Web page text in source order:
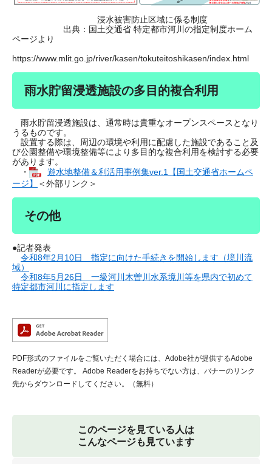
浸水被害防止区域に係る制度
出典：国土交通省 特定都市河川の指定制度ホーム
ページより
https://www.mlit.go.jp/river/kasen/tokuteitoshikasen/index.html
雨水貯留浸透施設の多目的複合利用
雨水貯留浸透施設は、通常時は貴重なオープンスペースとなり
うるものです。
設置する際は、周辺の環境や利用に配慮した施設であること及
び公園整備や環境整備等により多目的な複合利用を検討する必要
があります。
・
遊水地整備＆利活用事例集ver.1【国土交通省ホームペ
ージ】
＜外部リンク＞
その他
●記者発表
令和8年2月10日 指定に向けた手続きを開始します（境川流
域）
令和8年5月26日 一級河川木曽川水系境川等を県内で初めて
特定都市河川に指定します
PDF形式のファイルをご覧いただく場合には、Adobe社が提供するAdobe
Readerが必要です。
Adobe Readerをお持ちでない方は、バナーのリンク
先からダウンロードしてください。（無料）
このページを見ている人は
こんなページも見ています